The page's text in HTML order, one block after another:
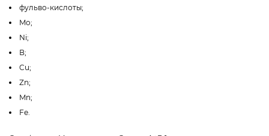
фульво-кислоты;
Mo;
Ni;
В;
Cu;
Zn;
Mn;
Fe.